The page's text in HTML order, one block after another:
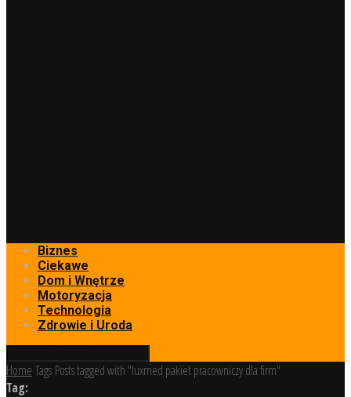
Biznes
Ciekawe
Dom i Wnętrze
Motoryzacja
Technologia
Zdrowie i Uroda
Home Tags Posts tagged with "luxmed pakiet pracowniczy dla firm"
Tag: